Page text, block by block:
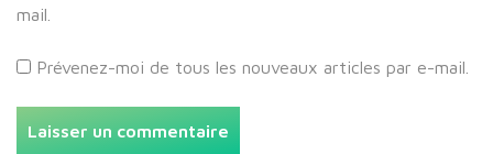
mail.
Prévenez-moi de tous les nouveaux articles par e-mail.